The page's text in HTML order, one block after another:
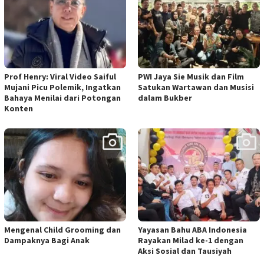
Prof Henry: Viral Video Saiful
Mujani Picu Polemik, Ingatkan
Bahaya Menilai dari Potongan
Konten
PWI Jaya Sie Musik dan Film
Satukan Wartawan dan Musisi
dalam Bukber
Mengenal Child Grooming dan
Dampaknya Bagi Anak
Yayasan Bahu ABA Indonesia
Rayakan Milad ke-1 dengan
Aksi Sosial dan Tausiyah